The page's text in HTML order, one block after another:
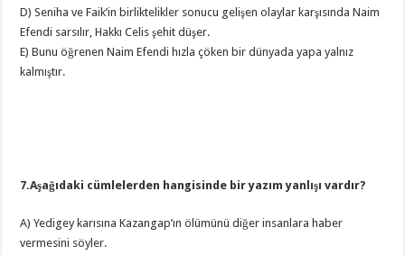
D) Seniha ve Faik’in birliktelikler sonucu gelişen olaylar karşısında Naim
Efendi sarsılır, Hakkı Celis şehit düşer.
E) Bunu öğrenen Naim Efendi hızla çöken bir dünyada yapa yalnız
kalmıştır.
7.Aşağıdaki cümlelerden hangisinde bir yazım yanlışı vardır?
A) Yedigey karısına Kazangap’ın ölümünü diğer insanlara haber
vermesini söyler.